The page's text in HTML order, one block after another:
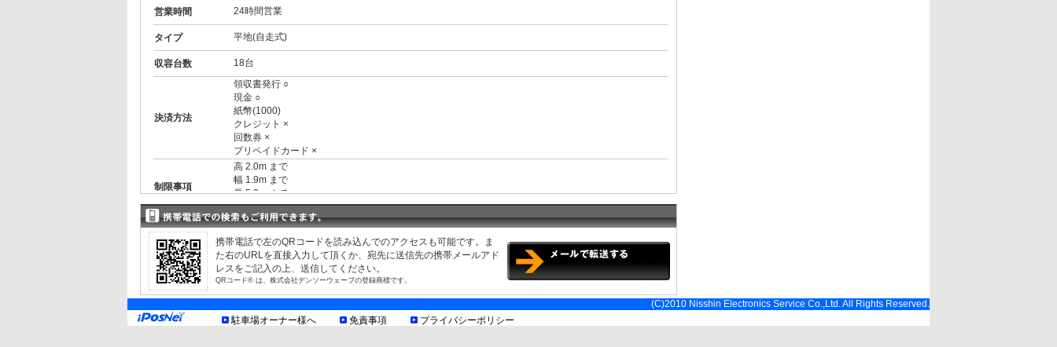
営業時間
24時間営業
タイプ 平地(自走式)
収容台数 18台
決済方法
領収書発行 ○
現金 ○
紙幣(1000)
クレジット ×
回数券 ×
プリペイドカード ×
制限事項
高 2.0m まで
幅 1.9m まで
長 5.0m まで
車床の低い車両(地上高13センチ)及びサイドスカート等のエアロパーツは不可
お知らせ
携帯電話で左のQRコードを読み込んでのアクセスも可能です。ま
た右のURLを直接入力して頂くか、宛先に送信先の携帯メールアド
レスをご記入の上、送信してください。
QRコード® は、株式会社デンソーウェーブの登録商標です。
(C)2010 Nisshin Electronics Service Co.,Ltd. All Rights Reserved.
駐車場オーナー様へ
免責事項 プライバシーポリシー